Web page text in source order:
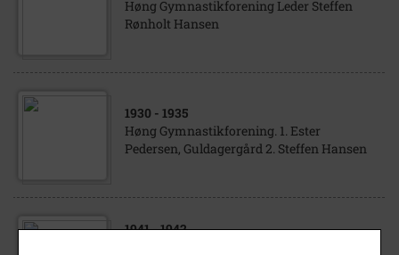
Høng Gymnastikforening Leder Steffen
Rønholt Hansen
1930 - 1935
Høng Gymnastikforening. 1. Ester
Pedersen, Guldagergård 2. Steffen Hansen
1941- 1942